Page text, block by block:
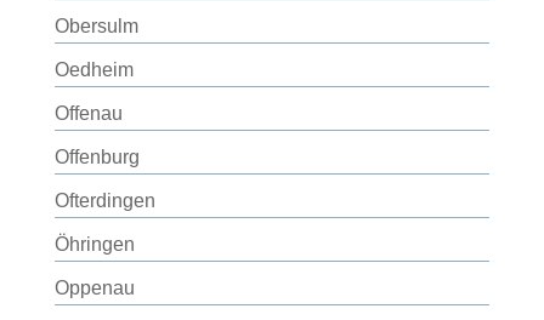
Obersulm
Oedheim
Offenau
Offenburg
Ofterdingen
Öhringen
Oppenau